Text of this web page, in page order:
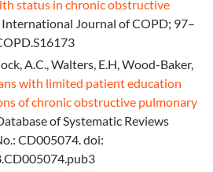
status in chronic obstructive
International Journal of COPD; 97–
A.C., Walters, E.H, Wood-Baker,
with limited patient education
of chronic obstructive pulmonary
of Systematic Reviews
CD005074. doi: